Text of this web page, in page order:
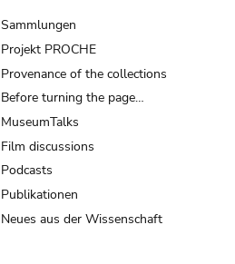
Sammlungen
Projekt PROCHE
Provenance of the collections
Before turning the page…
MuseumTalks
Film discussions
Podcasts
Publikationen
Neues aus der Wissenschaft